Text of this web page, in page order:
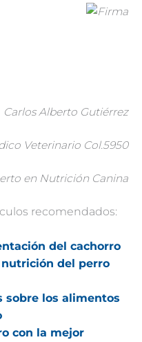
Carlos Alberto Gutiérrez
Veterinario Col.5950
en Nutrición Canina
recomendados:
del cachorro
del perro
sobre los alimentos
con la mejor